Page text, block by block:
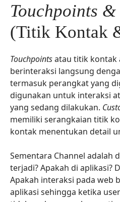
Touchpoints
(Titik Kontak
Touchpointsatau titik kontak
berinteraksi langsung
termasuk perangkat yang
digunakan untuk interaksi
yang sedang dilakukan.
memiliki serangkaian titik
kontak menentukan detail
Sementara Channel adalah
terjadi? Apakah di aplikasi?
Apakah interaksi pada web
aplikasi sehingga ketika